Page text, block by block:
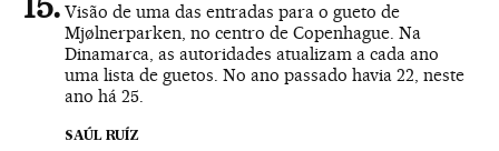
Visão de uma das entradas para o gueto de
Mjølnerparken, no centro de Copenhague. Na
Dinamarca, as autoridades atualizam a cada ano
uma lista de guetos. No ano passado havia 22, neste
ano há 25.
SAÚL RUÍZ